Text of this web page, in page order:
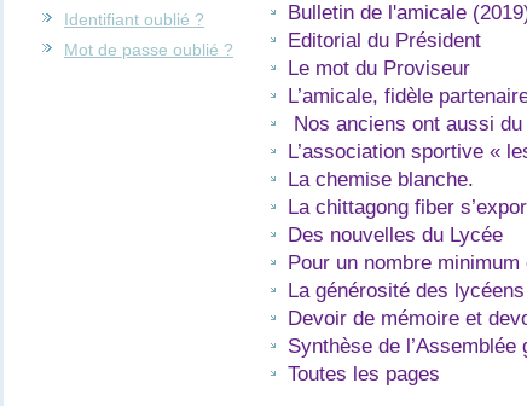
Identifiant oublié ?
Mot de passe oublié ?
Bulletin de l'amicale
Editorial du Président
Le mot du Proviseur
L’amicale, fidèle
Nos anciens ont aussi
L’association sportive «
La chemise blanche.
La chittagong fiber
Des nouvelles du Lycée
Pour un nombre
La générosité des
Devoir de mémoire et
Synthèse de
Toutes les pages